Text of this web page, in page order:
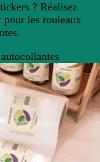
? Réalisez
pour les rouleaux